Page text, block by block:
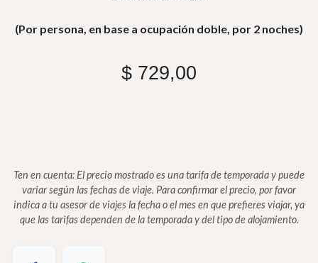
(Por persona, en base a ocupación doble, por 2 noches)
$ 729,00
Ten en cuenta: El precio mostrado es una tarifa de temporada y puede
variar según las fechas de viaje. Para confirmar el precio, por favor
indica a tu asesor de viajes la fecha o el mes en que prefieres viajar, ya
que las tarifas dependen de la temporada y del tipo de alojamiento.